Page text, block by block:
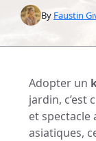
By Faustin
Adopter un
jardin,
et spectacle
asiatiques,